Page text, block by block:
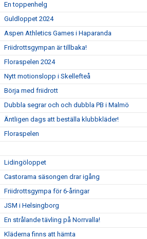
En toppenhelg
Guldloppet 2024
Aspen Athletics Games i Haparanda
Friidrottsgympan är tillbaka!
Floraspelen 2024
Nytt motionslopp i Skellefteå
Börja med friidrott
Dubbla segrar och och dubbla PB i Malmö
Äntligen dags att beställa klubbkläder!
Floraspelen
Lidingöloppet
Castorama säsongen drar igång
Friidrottsgympa för 6-åringar
JSM i Helsingborg
En strålande tävling på Norrvalla!
Kläderna finns att hämta